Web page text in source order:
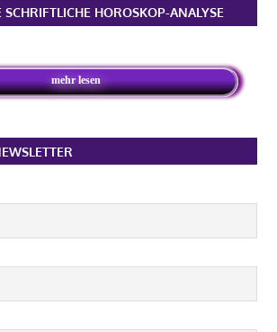
SCHRIFTLICHE HOROSKOP-ANALYSE
mehr lesen